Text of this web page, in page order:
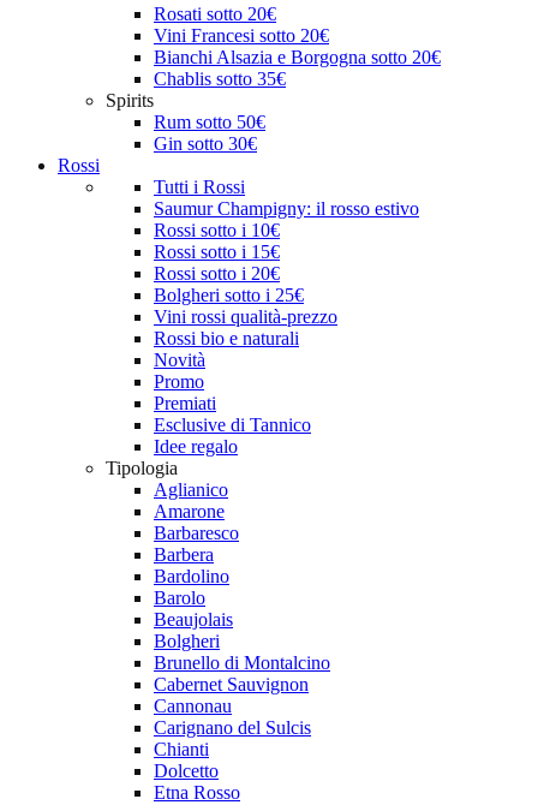
Rosati sotto 20€
Vini Francesi sotto 20€
Bianchi Alsazia e Borgogna sotto 20€
Chablis sotto 35€
Spirits
Rum sotto 50€
Gin sotto 30€
Rossi
Tutti i Rossi
Saumur Champigny: il rosso estivo
Rossi sotto i 10€
Rossi sotto i 15€
Rossi sotto i 20€
Bolgheri sotto i 25€
Vini rossi qualità-prezzo
Rossi bio e naturali
Novità
Promo
Premiati
Esclusive di Tannico
Idee regalo
Tipologia
Aglianico
Amarone
Barbaresco
Barbera
Bardolino
Barolo
Beaujolais
Bolgheri
Brunello di Montalcino
Cabernet Sauvignon
Cannonau
Carignano del Sulcis
Chianti
Dolcetto
Etna Rosso